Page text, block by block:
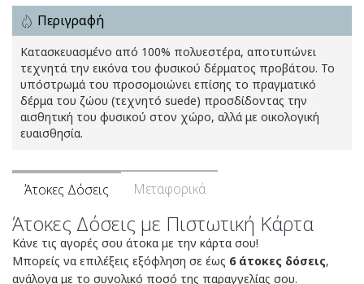
Περιγραφή
Κατασκευασμένο από 100% πολυεστέρα, αποτυπώνει
τεχνητά την εικόνα του φυσικού δέρματος προβάτου. Το
υπόστρωμά του προσομοιώνει επίσης το πραγματικό
δέρμα του ζώου (τεχνητό suede) προσδίδοντας την
αισθητική του φυσικού στον χώρο, αλλά με οικολογική
ευαισθησία.
Άτοκες Δόσεις Μεταφορικά
Άτοκες Δόσεις με Πιστωτική Κάρτα
Κάνε τις αγορές σου άτοκα με την κάρτα σου!
Μπορείς να επιλέξεις εξόφληση σε έως 6 άτοκες δόσεις,
ανάλογα με το συνολικό ποσό της παραγγελίας σου.